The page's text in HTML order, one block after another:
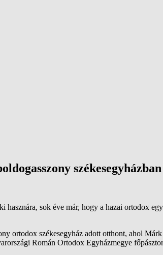
sok éve már, hogy a hazai ortodox
ortodox székesegyház adott otthont, ahol
Román Ortodox Egyházmegye